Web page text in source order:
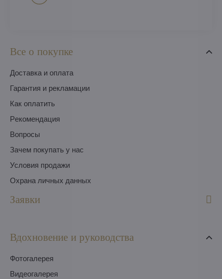
Все о покупке
Доставка и оплата
Гарантия и рекламации
Как оплатить
Pекомендация
Вопросы
Зачем покупать у нас
Условия продажи
Охрана личных данных
Заявки
Вдохновение и руководства
Фотогалерея
Видеогалерея